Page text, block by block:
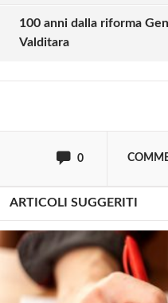
100 anni dalla riforma
Valditara
0
Effettua il
ARTICOLI SUGGERITI